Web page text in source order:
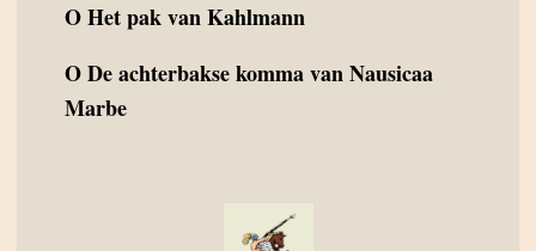
OHet pak van Kahlmann
ODe achterbakse komma van Nausicaa
Marbe